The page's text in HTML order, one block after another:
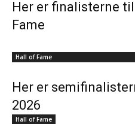
Her er finalisterne
Fame
Hall of Fame
Her er
2026
Hall of Fame